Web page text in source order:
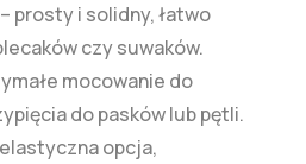
– prosty i solidny, łatwo
czy suwaków.
mocowanie do
do pasków lub pętli.
opcja,